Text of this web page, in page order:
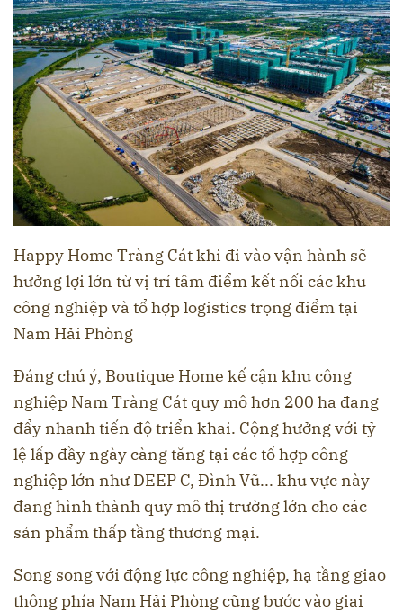
Happy Home Tràng Cát khi đi vào vận hành sẽ
hưởng lợi lớn từ vị trí tâm điểm kết nối các khu
công nghiệp và tổ hợp logistics trọng điểm tại
Nam Hải Phòng
Đáng chú ý, Boutique Home kế cận khu công
nghiệp Nam Tràng Cát quy mô hơn 200 ha đang
đẩy nhanh tiến độ triển khai. Cộng hưởng với tỷ
lệ lấp đầy ngày càng tăng tại các tổ hợp công
nghiệp lớn như DEEP C, Đình Vũ... khu vực này
đang hình thành quy mô thị trường lớn cho các
sản phẩm thấp tầng thương mại.
Song song với động lực công nghiệp, hạ tầng giao
thông phía Nam Hải Phòng cũng bước vào giai